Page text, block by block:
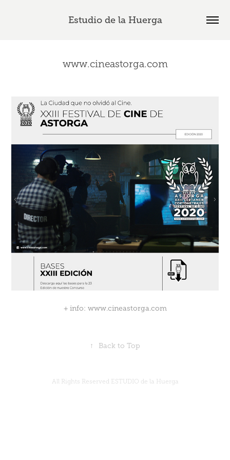
Estudio de la Huerga
www.cineastorga.com
+ info: www.cineastorga.com
↑ Back to Top
All Rights Reserved ESTUDIO de la Huerga